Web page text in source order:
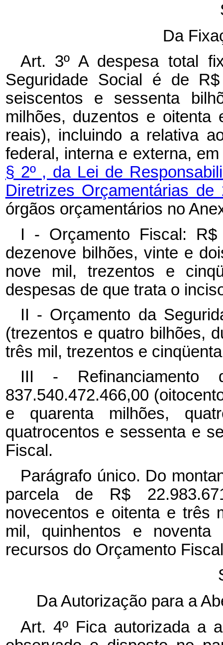
Da
Art. 3º A despesa total
Seguridade Social é de R$
seiscentos e sessenta
milhões, duzentos e
reais), incluindo a relativa
federal, interna e externa,
§ 2º , da Lei de
Diretrizes Orçamentárias
órgãos orçamentários no
I - Orçamento Fiscal: R$
dezenove bilhões, vinte e
nove mil, trezentos e
despesas de que trata o
II - Orçamento da
(trezentos e quatro bilhões,
três mil, trezentos e
III - Refinanciamento
837.540.472.466,00
e quarenta milhões,
quatrocentos e sessenta e
Fiscal.
Parágrafo único. Do
parcela de R$
novecentos e oitenta e três
mil, quinhentos e
recursos do Orçamento
Da Autorização para a
Art. 4º Fica autorizada a